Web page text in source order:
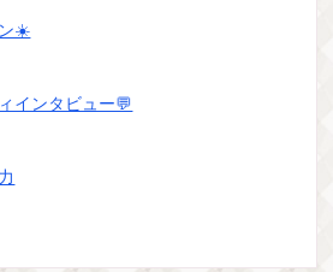
☀️
インタビュー💬